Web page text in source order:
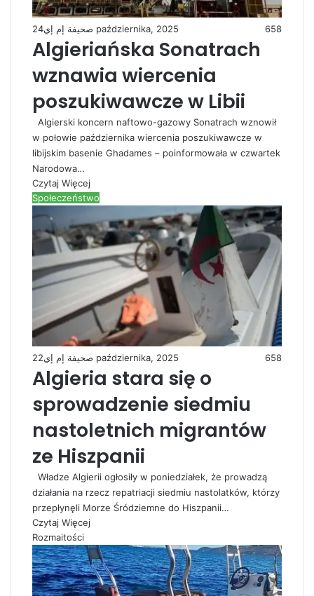
صحيفة إم إي 24 października, 2025 658
Algieriańska Sonatrach
wznawia wiercenia
poszukiwawcze w Libii
Algierski koncern naftowo-gazowy Sonatrach wznowił
w połowie października wiercenia poszukiwawcze w
libijskim basenie Ghadames – poinformowała w czwartek
Narodowa…
Czytaj Więcej
Społeczeństwo
صحيفة إم إي 22 października, 2025 658
Algieria stara się o
sprowadzenie siedmiu
nastoletnich migrantów
ze Hiszpanii
Władze Algierii ogłosiły w poniedziałek, że prowadzą
działania na rzecz repatriacji siedmiu nastolatków, którzy
przepłynęli Morze Śródziemne do Hiszpanii…
Czytaj Więcej
Rozmaitości